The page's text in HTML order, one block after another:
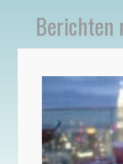
Berichten